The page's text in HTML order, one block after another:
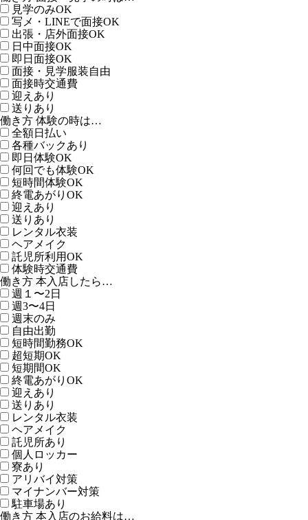
見学のみOK
写メ・LINEで面接OK
出張・店外面接OK
日中面接OK
即日面接OK
面接・見学服装自由
面接時交通費
迎えあり
送りあり
働き方 体験の時は…
全額日払い
各種バックあり
即日体験OK
何回でも体験OK
短時間体験OK
終電あがりOK
迎えあり
送りあり
レンタル衣装
ヘアメイク
託児所利用OK
体験時交通費
働き方 本入店したら…
週１〜2日
週3〜4日
週末のみ
自由出勤
短時間勤務OK
超短期OK
短期間OK
終電あがりOK
迎えあり
送りあり
レンタル衣装
ヘアメイク
託児所あり
個人ロッカー
寮あり
アリバイ対策
マイナンバー対策
駐車場あり
働き方 本入店のお給料は…